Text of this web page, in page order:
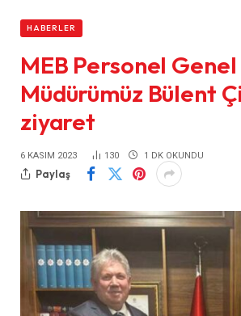
HABERLER
MEB Personel Genel
Müdürümüz Bülent
ziyaret
6 KASIM 2023 130 1 DK OKUNDU
Paylaş